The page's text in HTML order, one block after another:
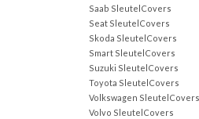
Saab SleutelCovers
Seat SleutelCovers
Skoda SleutelCovers
Smart SleutelCovers
Suzuki SleutelCovers
Toyota SleutelCovers
Volkswagen SleutelCovers
Volvo SleutelCovers